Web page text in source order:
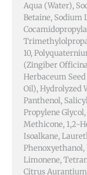
Aqua (Water),
Betaine, Sodium
10,
(Zingiber
Herbaceum
Oil), Hydrolyzed
Panthenol,
Propylene
Methicone, 1,2-
Isoalkane,
Limonene,
Citrus Aurantium